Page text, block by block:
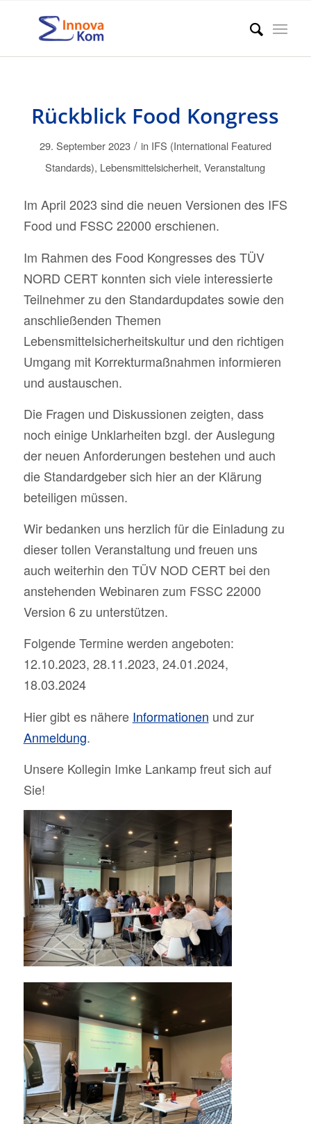
Rückblick Food Kongress
29. September 2023 / in IFS (International Featured
Standards), Lebensmittelsicherheit,Veranstaltung
Im April 2023 sind die neuen Versionen des IFS
Food und FSSC 22000 erschienen.
Im Rahmen des Food Kongresses des TÜV
NORD CERT konnten sich viele interessierte
Teilnehmer zu den Standardupdates sowie den
anschließenden Themen
Lebensmittelsicherheitskultur und den richtigen
Umgang mit Korrekturmaßnahmen informieren
und austauschen.
Die Fragen und Diskussionen zeigten, dass
noch einige Unklarheiten bzgl. der Auslegung
der neuen Anforderungen bestehen und auch
die Standardgeber sich hier an der Klärung
beteiligen müssen.
Wir bedanken uns herzlich für die Einladung zu
dieser tollen Veranstaltung und freuen uns
auch weiterhin den TÜV NOD CERT bei den
anstehenden Webinaren zum FSSC 22000
Version 6 zu unterstützen.
Folgende Termine werden angeboten:
12.10.2023, 28.11.2023, 24.01.2024,
18.03.2024
Hier gibt es nähere Informationen und zur
Anmeldung.
Unsere Kollegin Imke Lankamp freut sich auf
Sie!